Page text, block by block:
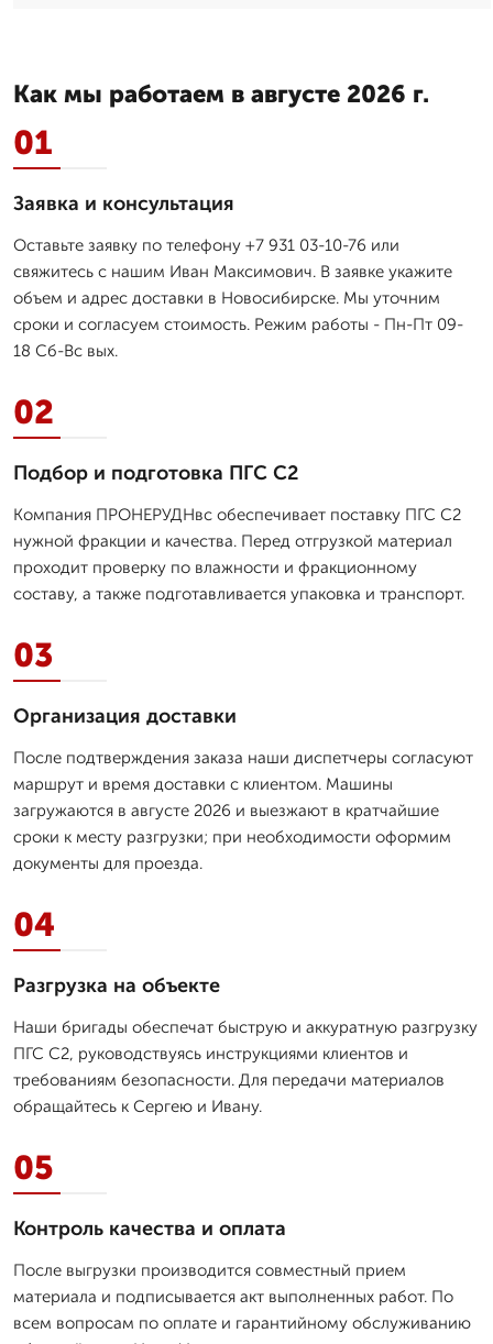
Как мы работаем в августе 2026 г.
01
Заявка и консультация
Оставьте заявку по телефону +7 931 03-10-76 или
свяжитесь с нашим Иван Максимович. В заявке укажите
объем и адрес доставки в Новосибирске. Мы уточним
сроки и согласуем стоимость. Режим работы - Пн-Пт 09-
18 Сб-Вс вых.
02
Подбор и подготовка ПГС С2
Компания ПРОНЕРУДНвс обеспечивает поставку ПГС С2
нужной фракции и качества. Перед отгрузкой материал
проходит проверку по влажности и фракционному
составу, а также подготавливается упаковка и транспорт.
03
Организация доставки
После подтверждения заказа наши диспетчеры согласуют
маршрут и время доставки с клиентом. Машины
загружаются в августе 2026 и выезжают в кратчайшие
сроки к месту разгрузки; при необходимости оформим
документы для проезда.
04
Разгрузка на объекте
Наши бригады обеспечат быструю и аккуратную разгрузку
ПГС С2, руководствуясь инструкциями клиентов и
требованиям безопасности. Для передачи материалов
обращайтесь к Сергею и Ивану.
05
Контроль качества и оплата
После выгрузки производится совместный прием
материала и подписывается акт выполненных работ. По
всем вопросам по оплате и гарантийному обслуживанию